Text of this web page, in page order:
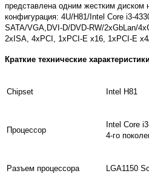
представлена одним жестким диском
конфигурация: 4U/H81/Intel Core i3-
SATA/VGA,DVI-D/DVD-RW/2xGbLan/
2xISA, 4xPCI, 1xPCI-E x16, 1xPCI-E
Краткие технические
Chipset Intel H81
Процессор
Intel Core
4-го
Разъем процессора LGA1150